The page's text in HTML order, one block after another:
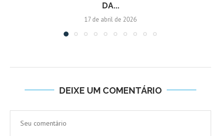
DA...
17 de abril de 2026
DEIXE UM COMENTÁRIO